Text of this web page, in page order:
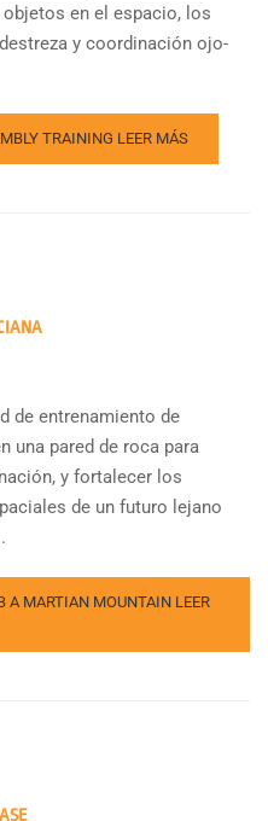
en el espacio, los
y coordinación ojo-
TRAINING LEER MÁS
de entrenamiento de
una pared de roca para
y fortalecer los
de un futuro lejano
A MARTIAN MOUNTAIN LEER